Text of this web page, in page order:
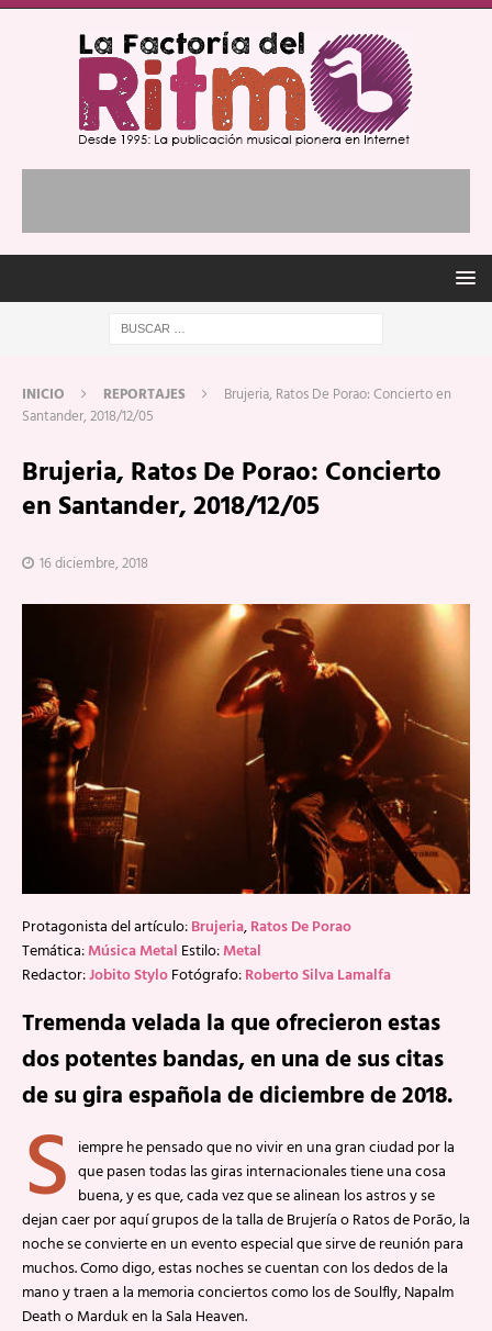
INICIO REPORTAJES
Brujeria, Ratos De Porao: Concierto en
Santander, 2018/12/05
Brujeria, Ratos De Porao: Concierto
en Santander, 2018/12/05
16 diciembre, 2018
Protagonista del artículo:Brujeria,Ratos De Porao
Temática:Música Metal Estilo:Metal
Redactor:Jobito StyloFotógrafo:Roberto Silva Lamalfa
Tremenda velada la que ofrecieron estas
dos potentes bandas, en una de sus citas
de su gira española de diciembre de 2018.
S iempre he pensado que no vivir en una gran ciudad por la
que pasen todas las giras internacionales tiene una cosa
buena, y es que, cada vez que se alinean los astros y se
dejan caer por aquí grupos de la talla de Brujería o Ratos de Porão, la
noche se convierte en un evento especial que sirve de reunión para
muchos. Como digo, estas noches se cuentan con los dedos de la
mano y traen a la memoria conciertos como los de Soulfly, Napalm
Death o Marduk en la Sala Heaven.